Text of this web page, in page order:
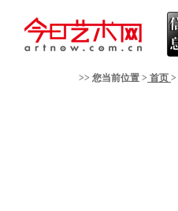
>> 您当前位置 > 首页 >